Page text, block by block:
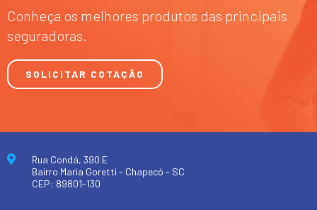
Conheça os melhores produtos das principais
seguradoras.
SOLICITAR COTAÇÃO
Rua Condá, 390 E
Bairro Maria Goretti - Chapecó - SC
CEP: 89801-130